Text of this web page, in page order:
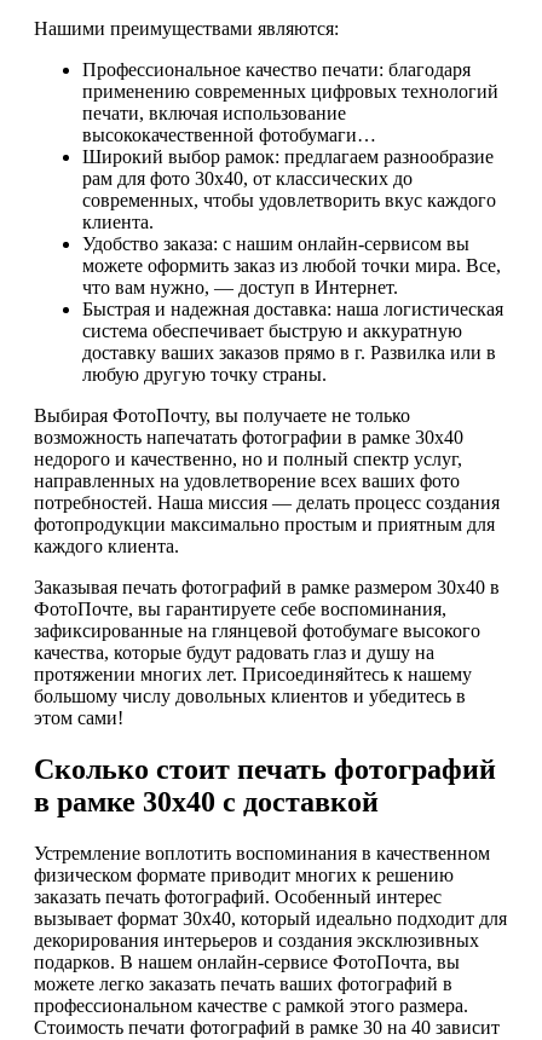
Нашими преимуществами являются:
Профессиональное качество печати: благодаря
применению современных цифровых технологий
печати, включая использование
высококачественной фотобумаги…
Широкий выбор рамок: предлагаем разнообразие
рам для фото 30х40, от классических до
современных, чтобы удовлетворить вкус каждого
клиента.
Удобство заказа: с нашим онлайн-сервисом вы
можете оформить заказ из любой точки мира. Все,
что вам нужно, — доступ в Интернет.
Быстрая и надежная доставка: наша логистическая
система обеспечивает быструю и аккуратную
доставку ваших заказов прямо в г. Развилка или в
любую другую точку страны.
Выбирая ФотоПочту, вы получаете не только
возможность напечатать фотографии в рамке 30х40
недорого и качественно, но и полный спектр услуг,
направленных на удовлетворение всех ваших фото
потребностей. Наша миссия — делать процесс создания
фотопродукции максимально простым и приятным для
каждого клиента.
Заказывая печать фотографий в рамке размером 30х40 в
ФотоПочте, вы гарантируете себе воспоминания,
зафиксированные на глянцевой фотобумаге высокого
качества, которые будут радовать глаз и душу на
протяжении многих лет. Присоединяйтесь к нашему
большому числу довольных клиентов и убедитесь в
этом сами!
Сколько стоит печать фотографий
в рамке 30х40 с доставкой
Устремление воплотить воспоминания в качественном
физическом формате приводит многих к решению
заказать печать фотографий. Особенный интерес
вызывает формат 30х40, который идеально подходит для
декорирования интерьеров и создания эксклюзивных
подарков. В нашем онлайн-сервисе ФотоПочта, вы
можете легко заказать печать ваших фотографий в
профессиональном качестве с рамкой этого размера.
Стоимость печати фотографий в рамке 30 на 40 зависит